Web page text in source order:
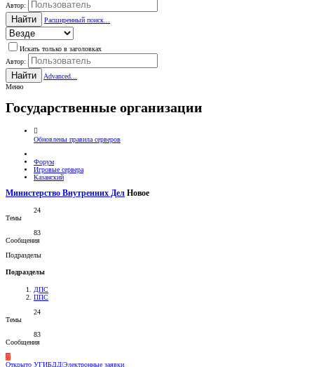
Автор:
Найти Расширенный поиск...
Искать только в заголовках
Автор:
Найти
Advanced...
Меню
Государственные организации
Обновлены правила серверов
Форум
Игровые сервера
Казанский
Министерство Внутренних Дел Новое
24
Темы
83
Сообщения
Подразделы
Подразделы
ДПС
ППС
24
Темы
83
Сообщения
Л
Открыто УГИБДД|Электронные заявки